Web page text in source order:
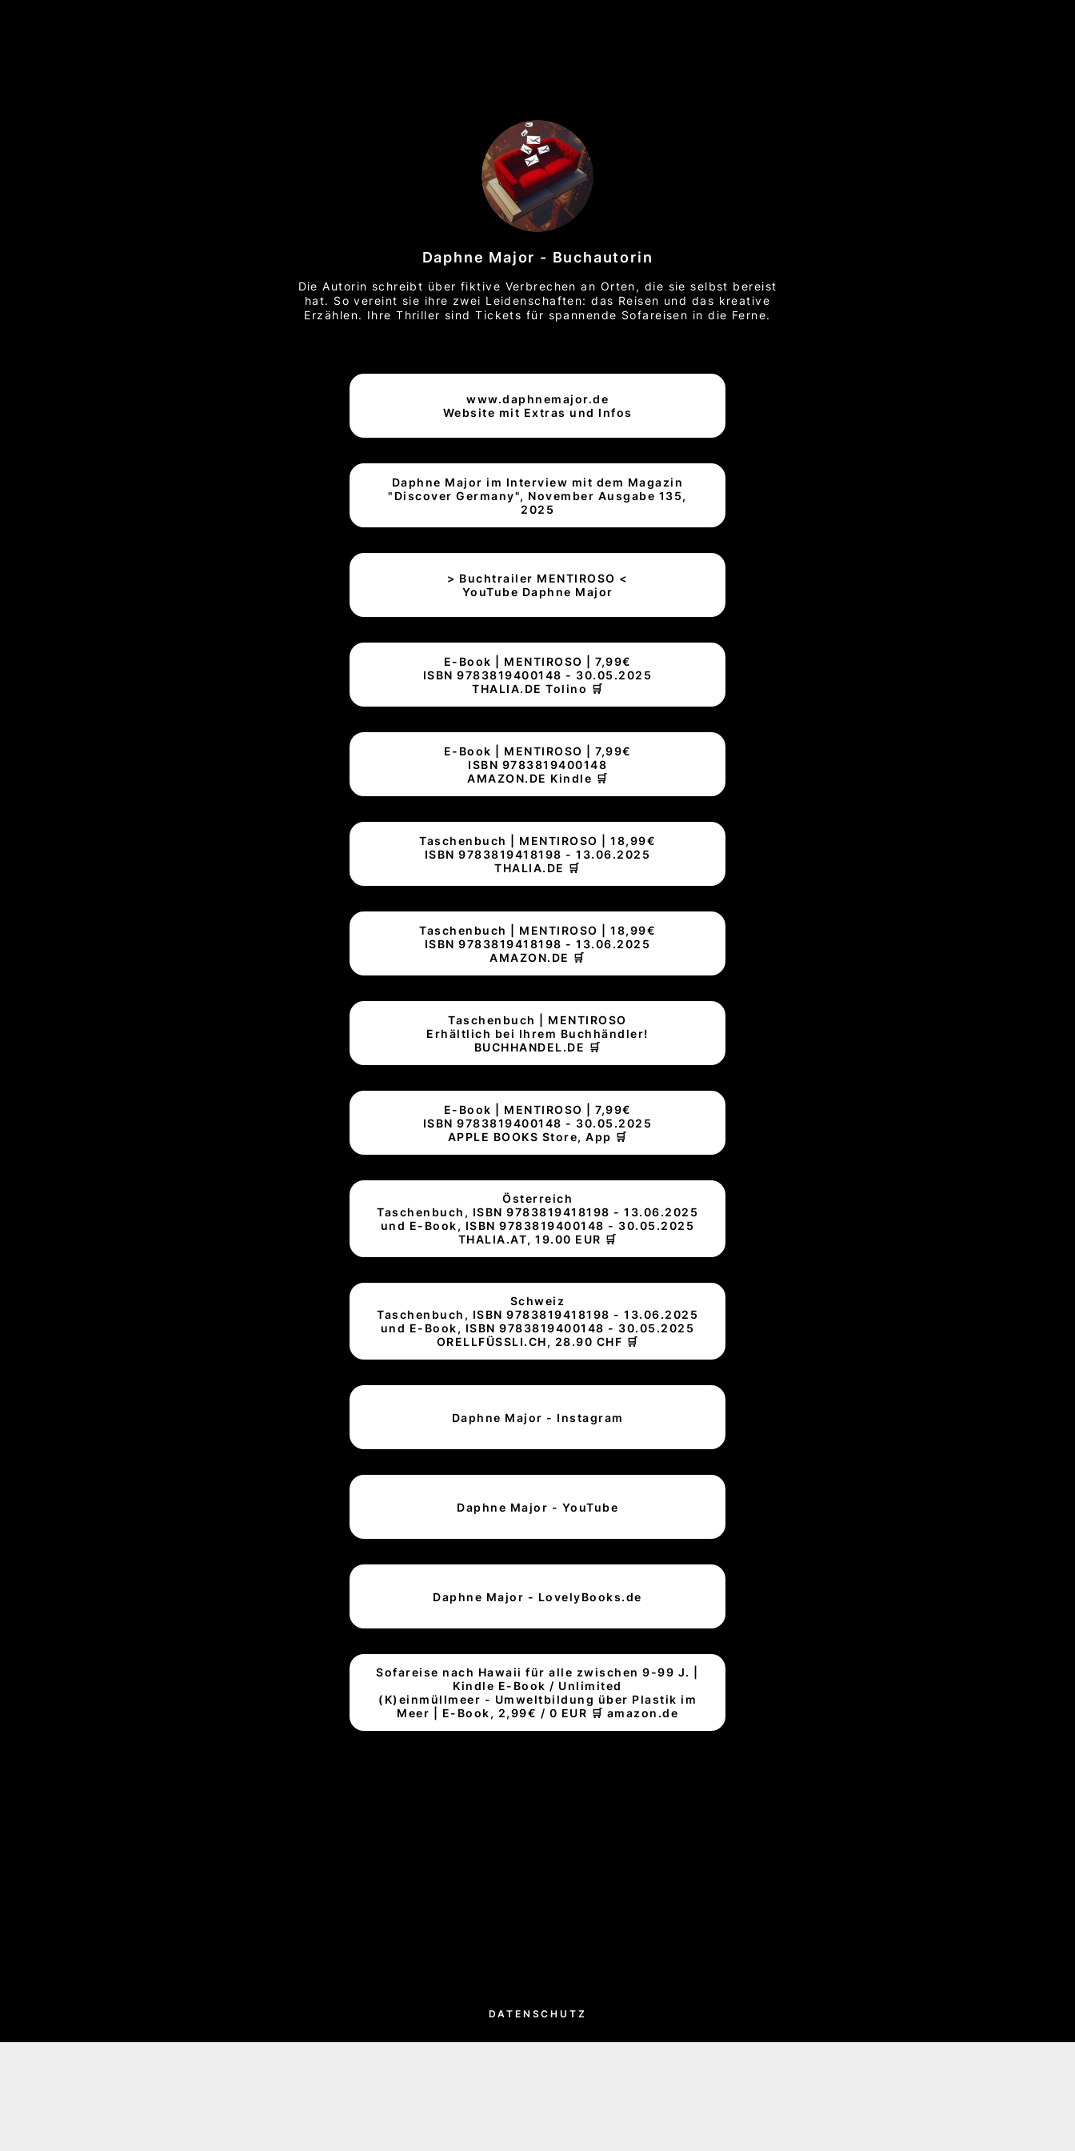
Daphne Major - Buchautorin
Die Autorin schreibt über fiktive Verbrechen an Orten, die sie selbst bereist
hat. So vereint sie ihre zwei Leidenschaften: das Reisen und das kreative
Erzählen. Ihre Thriller sind Tickets für spannende Sofareisen in die Ferne.
www.daphnemajor.de
Website mit Extras und Infos
Daphne Major im Interview mit dem Magazin
"Discover Germany", November Ausgabe 135,
2025
> Buchtrailer MENTIROSO <
YouTube Daphne Major
E-Book | MENTIROSO | 7,99€
ISBN 9783819400148 - 30.05.2025
THALIA.DE Tolino 🛒
E-Book | MENTIROSO | 7,99€
ISBN 9783819400148
AMAZON.DE Kindle 🛒
Taschenbuch | MENTIROSO | 18,99€
ISBN 9783819418198 - 13.06.2025
THALIA.DE 🛒
Taschenbuch | MENTIROSO | 18,99€
ISBN 9783819418198 - 13.06.2025
AMAZON.DE 🛒
Taschenbuch | MENTIROSO
Erhältlich bei Ihrem Buchhändler!
BUCHHANDEL.DE 🛒
E-Book | MENTIROSO | 7,99€
ISBN 9783819400148 - 30.05.2025
APPLE BOOKS Store, App 🛒
Österreich
Taschenbuch, ISBN 9783819418198 - 13.06.2025
und E-Book, ISBN 9783819400148 - 30.05.2025
THALIA.AT, 19.00 EUR 🛒
Schweiz
Taschenbuch, ISBN 9783819418198 - 13.06.2025
und E-Book, ISBN 9783819400148 - 30.05.2025
ORELLFÜSSLI.CH, 28.90 CHF 🛒
Daphne Major - Instagram
Daphne Major - YouTube
Daphne Major - LovelyBooks.de
Sofareise nach Hawaii für alle zwischen 9-99 J. |
Kindle E-Book / Unlimited
(K)einmüllmeer - Umweltbildung über Plastik im
Meer | E-Book, 2,99€ / 0 EUR 🛒 amazon.de
DATENSCHUTZ